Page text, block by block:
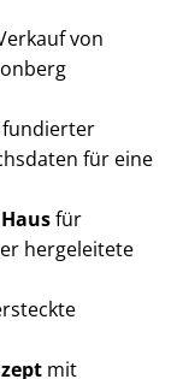
von
für eine
für
hergeleitete
mit